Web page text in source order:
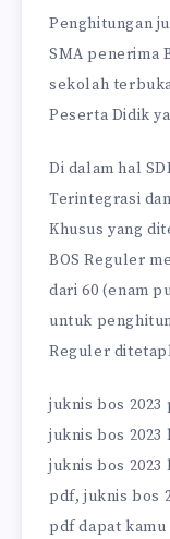
Penghitungan
SMA penerima
sekolah
Peserta Didik
Di dalam hal
Terintegrasi
Khusus yang
BOS Reguler
dari 60 (enam
untuk
Reguler
juknis bos
juknis bos 2023
juknis bos 2023
pdf, juknis bos
pdf dapat